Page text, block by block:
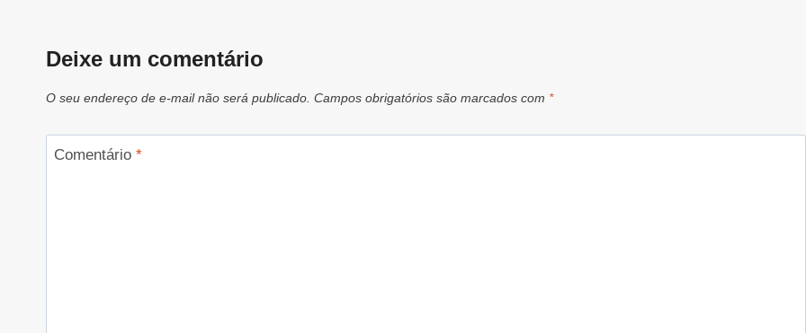
Deixe um comentário
O seu endereço de e-mail não será publicado. Campos obrigatórios são marcados com *
Comentário *